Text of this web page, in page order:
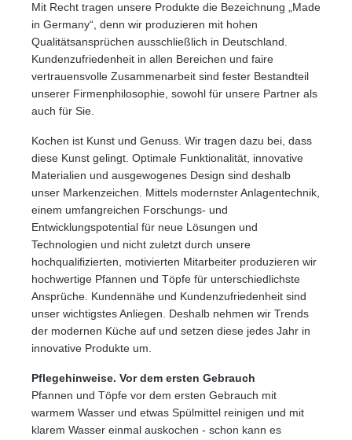
Mit Recht tragen unsere Produkte die Bezeichnung „Made
in Germany“, denn wir produzieren mit hohen
Qualitätsansprüchen ausschließlich in Deutschland.
Kundenzufriedenheit in allen Bereichen und faire
vertrauensvolle Zusammenarbeit sind fester Bestandteil
unserer Firmenphilosophie, sowohl für unsere Partner als
auch für Sie.
Kochen ist Kunst und Genuss. Wir tragen dazu bei, dass
diese Kunst gelingt. Optimale Funktionalität, innovative
Materialien und ausgewogenes Design sind deshalb
unser Markenzeichen. Mittels modernster Anlagentechnik,
einem umfangreichen Forschungs- und
Entwicklungspotential für neue Lösungen und
Technologien und nicht zuletzt durch unsere
hochqualifizierten, motivierten Mitarbeiter produzieren wir
hochwertige Pfannen und Töpfe für unterschiedlichste
Ansprüche. Kundennähe und Kundenzufriedenheit sind
unser wichtigstes Anliegen. Deshalb nehmen wir Trends
der modernen Küche auf und setzen diese jedes Jahr in
innovative Produkte um.
Pflegehinweise. Vor dem ersten Gebrauch
Pfannen und Töpfe vor dem ersten Gebrauch mit
warmem Wasser und etwas Spülmittel reinigen und mit
klarem Wasser einmal auskochen - schon kann es